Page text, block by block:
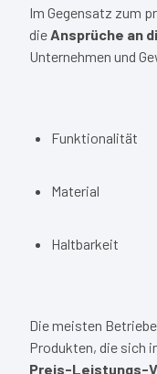
Im Gegensatz zum
dieAnsprüche an
Unternehmen und
Funktionalität
Material
Haltbarkeit
Die meisten
Produkten, die sich
Preis-Leistungs-